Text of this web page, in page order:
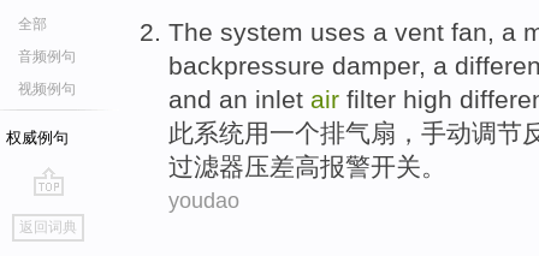
全部
音频例句
视频例句
权威例句
go
top
返回词典
The system uses a vent fan, a
backpressure damper, a
and an inlet air filter high
此系统用一个排气扇 ， 手动调节
过滤器压差高报警开关。
youdao